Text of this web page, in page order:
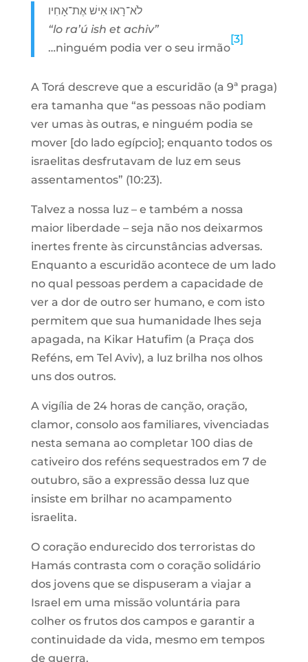
לֹא־רָאוּ אִישׁ אֶת־אָחִיו
“lo ra’ú ish et achiv”
…ninguém podia ver o seu irmão
[3]
A Torá descreve que a escuridão (a 9ª praga)
era tamanha que “as pessoas não podiam
ver umas às outras, e ninguém podia se
mover [do lado egípcio]; enquanto todos os
israelitas desfrutavam de luz em seus
assentamentos” (10:23).
Talvez a nossa luz – e também a nossa
maior liberdade – seja não nos deixarmos
inertes frente às circunstâncias adversas.
Enquanto a escuridão acontece de um lado
no qual pessoas perdem a capacidade de
ver a dor de outro ser humano, e com isto
permitem que sua humanidade lhes seja
apagada, na Kikar Hatufim (a Praça dos
Reféns, em Tel Aviv), a luz brilha nos olhos
uns dos outros.
A vigília de 24 horas de canção, oração,
clamor, consolo aos familiares, vivenciadas
nesta semana ao completar 100 dias de
cativeiro dos reféns sequestrados em 7 de
outubro, são a expressão dessa luz que
insiste em brilhar no acampamento
israelita.
O coração endurecido dos terroristas do
Hamás contrasta com o coração solidário
dos jovens que se dispuseram a viajar a
Israel em uma missão voluntária para
colher os frutos dos campos e garantir a
continuidade da vida, mesmo em tempos
de guerra.